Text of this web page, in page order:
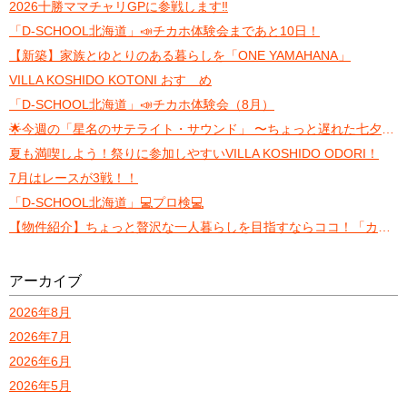
2026十勝ママチャリGPに参戦します‼️
「D-SCHOOL北海道」📣チカホ体験会まであと10日！
【新築】家族とゆとりのある暮らしを「ONE YAMAHANA」
VILLA KOSHIDO KOTONI おすゝめ
「D-SCHOOL北海道」📣チカホ体験会（8月）
🌟今週の「星名のサテライト・サウンド」 〜ちょっと遅れた七夕トーク〜
夏も満喫しよう！祭りに参加しやすいVILLA KOSHIDO ODORI！
7月はレースが3戦！！
「D-SCHOOL北海道」💻プロ検💻
【物件紹介】ちょっと贅沢な一人暮らしを目指すならココ！「カレラN13」
アーカイブ
2026年8月
2026年7月
2026年6月
2026年5月